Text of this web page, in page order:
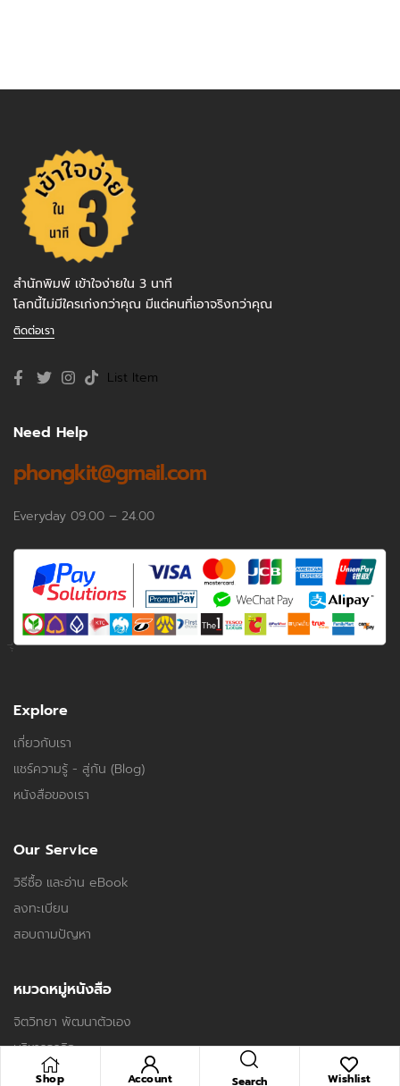
Shop Account Search Wishlist
สำนักพิมพ์ เข้าใจง่ายใน 3 นาที
โลกนี้ไม่มีใครเก่งกว่าคุณ มีแต่คนที่เอาจริงกว่าคุณ
ติดต่อเรา
List Item
Need Help
phongkit@gmail.com
Everyday 09.00 – 24.00
Explore
เกี่ยวกับเรา
แชร์ความรู้ - สู่กัน (Blog)
หนังสือของเรา
Our Service
วิธีซื้อ และอ่าน eBook
ลงทะเบียน
สอบถามปัญหา
หมวดหมู่หนังสือ
จิตวิทยา พัฒนาตัวเอง
บริหารธุรกิจ
ภาษาศาสตร์